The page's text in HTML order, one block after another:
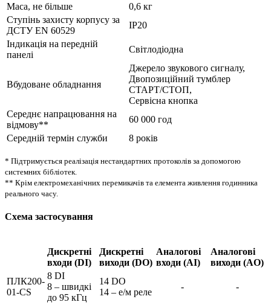
Маса, не більше
0,6 кг
Ступінь захисту корпусу за
ДСТУ EN 60529
IP20
Індикація на передній
панелі
Світлодіодна
Вбудоване обладнання
Джерело звукового сигналу,
Двопозиційний тумблер
СТАРТ/СТОП,
Сервісна кнопка
Середнє напрацювання на
відмову**
60 000 год
Середній термін служби
8 років
* Підтримується реалізація нестандартних протоколів за допомогою
системних бібліотек.
** Крім електромеханічних перемикачів та елемента живлення годинника
реального часу.
Схема застосування
Дискретні
входи (DI)
Дискретні
виходи (DO)
Аналогові
входи (AI)
Аналогові
виходи (AO)
ПЛК200-
01-CS
8 DI
8 – швидкі
до 95 кГц
14 DO
14 – е/м реле
- -